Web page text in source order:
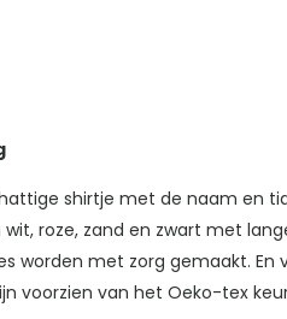
shirtje met de naam en
wit, roze, zand en zwart met
worden met zorg gemaakt. En
voorzien van het Oeko-tex